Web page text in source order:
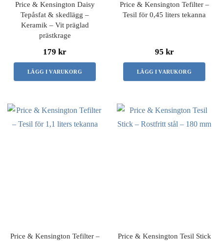
Price & Kensington Daisy
Tepåsfat & skedlägg –
Keramik – Vit präglad
prästkrage
179 kr
LÄGG I VARUKORG
Price & Kensington Tefilter –
Tesil för 0,45 liters tekanna
95 kr
LÄGG I VARUKORG
Price & Kensington Tefilter –
Price & Kensington Tesil Stick